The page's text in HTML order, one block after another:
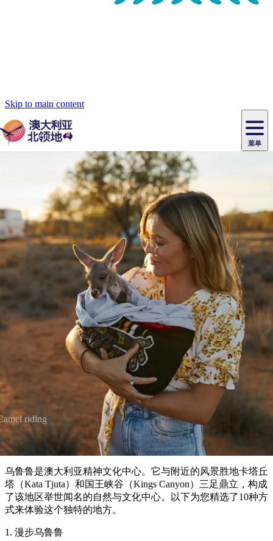
Skip to main content
菜单
主
导
航
景
点
最
受
欢
迎
目
的
地
内
和
户
外
按
达
尔
文
爱
丽
斯
泉
乌
鲁
卡
卡
杜
国
家
公
李
治
菲
特
国
公
园
瓦
塔
卡
国
公
园
提
维
群
岛
阿
纳
姆
地
塔
兰
卡
温
泉
池
尼
特
鲁
克
国
家
公
园
卡
鲁
卡
鲁
魔
鬼
大
理
石
保
护
区
马
古
克
瀑
布
茨
奥
查
西
麦
克
唐
纳
国
家
公
园
活
动
体
验
旅
行
者
类
型
精
选
榜
单
住
民
文
化
体
验
美
食
攻
略
节
庆
与
活
户
外
和
探
自
然
和
野
生
植
物
历
史
遗
产
钓
鱼
高
端
旅
游
营
和
豪
华
野
营
旅
行
灵
感
规
划
您
的
旅
行
规
划
和
预
订
用
信
息
规
划
住
宿
导
游
陪
同
旅
程
租
车
和
交
文章
​乌鲁鲁十大必玩体验
riding
乌鲁鲁是澳大利亚精神文化中心。它与附近的风景胜地卡塔丘
塔（Kata Tjuta）和国王峡谷（Kings Canyon）三足鼎立，构成
了该地区举世闻名的自然与文化中心。以下为您精选了10种方
式来体验这个独特的地方。
1. 漫步乌鲁鲁